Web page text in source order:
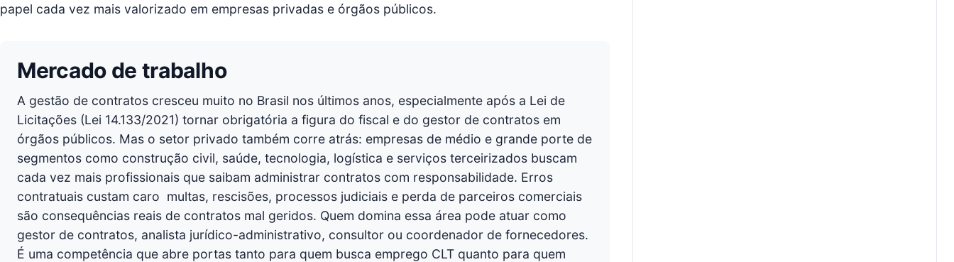
papel cada vez mais valorizado em empresas privadas e órgãos públicos.
Mercado de trabalho
A gestão de contratos cresceu muito no Brasil nos últimos anos, especialmente após a Lei de
Licitações (Lei 14.133/2021) tornar obrigatória a figura do fiscal e do gestor de contratos em
órgãos públicos. Mas o setor privado também corre atrás: empresas de médio e grande porte de
segmentos como construção civil, saúde, tecnologia, logística e serviços terceirizados buscam
cada vez mais profissionais que saibam administrar contratos com responsabilidade. Erros
contratuais custam caro  multas, rescisões, processos judiciais e perda de parceiros comerciais
são consequências reais de contratos mal geridos. Quem domina essa área pode atuar como
gestor de contratos, analista jurídico-administrativo, consultor ou coordenador de fornecedores.
É uma competência que abre portas tanto para quem busca emprego CLT quanto para quem